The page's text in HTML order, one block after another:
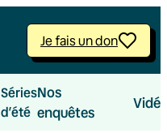
Je fais un don
Séries
d’été
Nos
enquêtes